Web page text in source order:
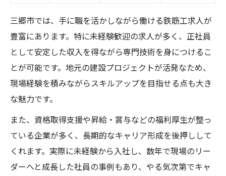
三郷市では、手に職を活かしながら働ける鉄筋工求人が
豊富にあります。特に未経験歓迎の求人が多く、正社員
として安定した収入を得ながら専門技術を身につけるこ
とが可能です。地元の建設プロジェクトが活発なため、
現場経験を積みながらスキルアップを目指せる点も大き
な魅力です。
また、資格取得支援や昇給・賞与などの福利厚生が整っ
ている企業が多く、長期的なキャリア形成を後押しして
くれます。実際に未経験から入社し、数年で現場のリー
ダーへと成長した社員の事例もあり、やる気次第でキャ